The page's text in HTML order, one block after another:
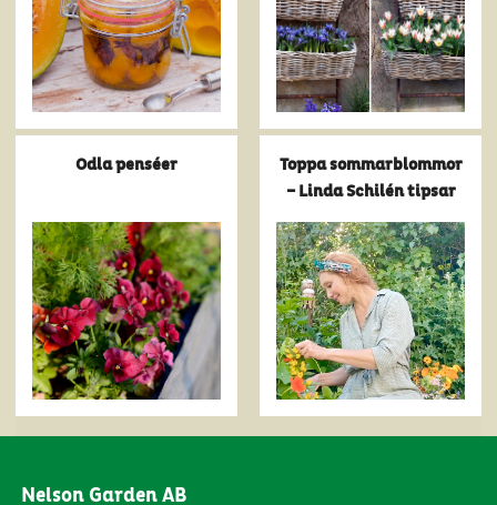
Odla penséer
Toppa sommarblommor
– Linda Schilén tipsar
Nelson Garden AB